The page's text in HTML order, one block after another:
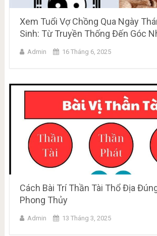
Xem Tuổi Vợ Chồng Qua Ngày
Sinh: Từ Truyền Thống Đến Góc
Admin 16 Tháng 6, 2025
Cách Bài Trí Thần Tài Thổ Địa
Phong Thủy
Admin 13 Tháng 3, 2025